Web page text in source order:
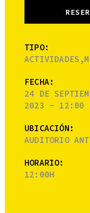
TIPO:
FECHA:
24 DE
2023 - 12:00
UBICACIÓN:
AUDITORIO
HORARIO:
12:00H